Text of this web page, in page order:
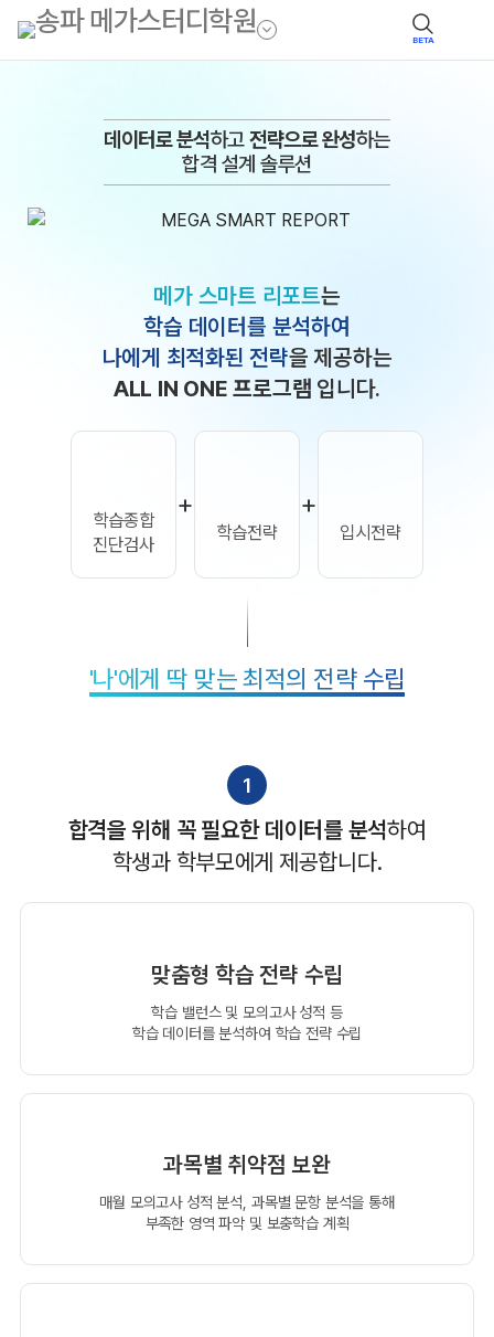
BETA
데이터로 분석하고전략으로 완성하는
합격 설계 솔루션
메가 스마트 리포트는
학습 데이터를 분석하여
나에게 최적화된 전략을 제공하는
ALL IN ONE 프로그램 입니다.
학습종합
진단검사
+
학습전략
+
입시전략
'나'에게 딱 맞는 최적의 전략 수립
1
합격을 위해 꼭 필요한 데이터를 분석하여
학생과 학부모에게 제공합니다.
맞춤형 학습 전략 수립
학습 밸런스 및 모의고사 성적 등
학습 데이터를 분석하여 학습 전략 수립
과목별 취약점 보완
매월 모의고사 성적 분석, 과목별 문항 분석을 통해
부족한 영역 파악 및 보충학습 계획